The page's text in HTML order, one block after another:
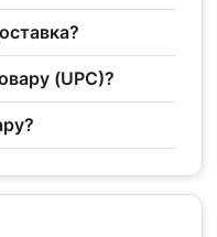
(UPC)?